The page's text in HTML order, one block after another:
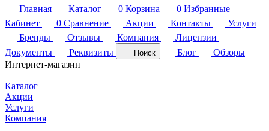
Главная Каталог 0 Корзина 0 Избранные
Кабинет
0 Сравнение Акции Контакты
Услуги
Бренды
Отзывы Компания
Лицензии
Документы
Реквизиты Поиск Блог
Обзоры
Интернет-магазин
Каталог
Акции
Услуги
Компания